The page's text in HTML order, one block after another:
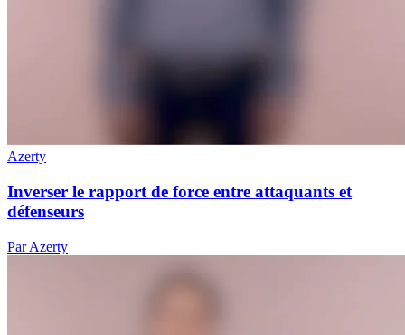
Azerty
Inverser le rapport de force entre attaquants et
défenseurs
Par Azerty